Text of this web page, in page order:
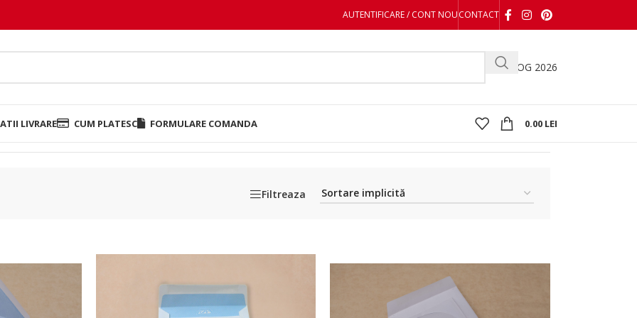
AUTENTIFICARE / CONT NOUCONTACT
CATALOG 2026
LIVRARE CUM PLATESC FORMULARE COMANDA 0.00 LEI
Afișez toate cele 7 rezultate
Filtreaza